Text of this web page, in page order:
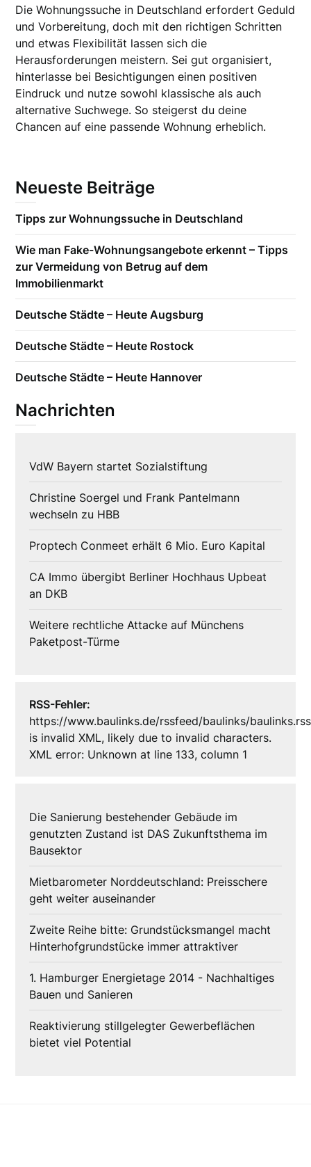
Die Wohnungssuche in Deutschland erfordert Geduld
und Vorbereitung, doch mit den richtigen Schritten
und etwas Flexibilität lassen sich die
Herausforderungen meistern. Sei gut organisiert,
hinterlasse bei Besichtigungen einen positiven
Eindruck und nutze sowohl klassische als auch
alternative Suchwege. So steigerst du deine
Chancen auf eine passende Wohnung erheblich.
Neueste Beiträge
Tipps zur Wohnungssuche in Deutschland
Wie man Fake-Wohnungsangebote erkennt – Tipps
zur Vermeidung von Betrug auf dem
Immobilienmarkt
Deutsche Städte – Heute Augsburg
Deutsche Städte – Heute Rostock
Deutsche Städte – Heute Hannover
Nachrichten
VdW Bayern startet Sozialstiftung
Christine Soergel und Frank Pantelmann
wechseln zu HBB
Proptech Conmeet erhält 6 Mio. Euro Kapital
CA Immo übergibt Berliner Hochhaus Upbeat
an DKB
Weitere rechtliche Attacke auf Münchens
Paketpost-Türme
RSS-Fehler:
https://www.baulinks.de/rssfeed/baulinks/baulinks.rss
is invalid XML, likely due to invalid characters.
XML error: Unknown at line 133, column 1
Die Sanierung bestehender Gebäude im
genutzten Zustand ist DAS Zukunftsthema im
Bausektor
Mietbarometer Norddeutschland: Preisschere
geht weiter auseinander
Zweite Reihe bitte: Grundstücksmangel macht
Hinterhofgrundstücke immer attraktiver
1. Hamburger Energietage 2014 - Nachhaltiges
Bauen und Sanieren
Reaktivierung stillgelegter Gewerbeflächen
bietet viel Potential